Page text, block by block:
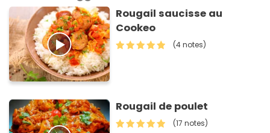
Rougail saucisse au
Cookeo
(4 notes)
Rougail de poulet
(17 notes)